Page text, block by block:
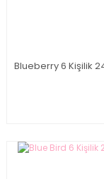
Blueberry 6 Kişilik